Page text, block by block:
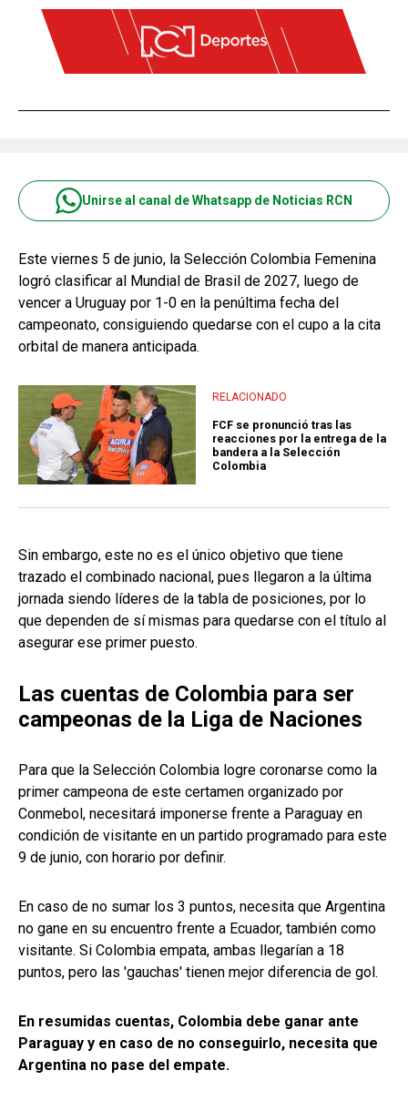
Unirse al canal de Whatsapp de Noticias RCN
Este viernes 5 de junio, la Selección Colombia Femenina
logró clasificar al Mundial de Brasil de 2027, luego de
vencer a Uruguay por 1-0 en la penúltima fecha del
campeonato, consiguiendo quedarse con el cupo a la cita
orbital de manera anticipada.
RELACIONADO
FCF se pronunció tras las
reacciones por la entrega de la
bandera a la Selección
Colombia
Sin embargo, este no es el único objetivo que tiene
trazado el combinado nacional, pues llegaron a la última
jornada siendo líderes de la tabla de posiciones, por lo
que dependen de sí mismas para quedarse con el título al
asegurar ese primer puesto.
Las cuentas de Colombia para ser
campeonas de la Liga de Naciones
Para que la Selección Colombia logre coronarse como la
primer campeona de este certamen organizado por
Conmebol, necesitará imponerse frente a Paraguay en
condición de visitante en un partido programado para este
9 de junio, con horario por definir.
En caso de no sumar los 3 puntos, necesita que Argentina
no gane en su encuentro frente a Ecuador, también como
visitante. Si Colombia empata, ambas llegarían a 18
puntos, pero las 'gauchas' tienen mejor diferencia de gol.
En resumidas cuentas, Colombia debe ganar ante
Paraguay y en caso de no conseguirlo, necesita que
Argentina no pase del empate.